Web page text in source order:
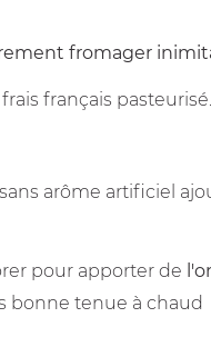
fromager
français pasteurisé.
arôme artificiel
pour apporter de
bonne tenue à chaud